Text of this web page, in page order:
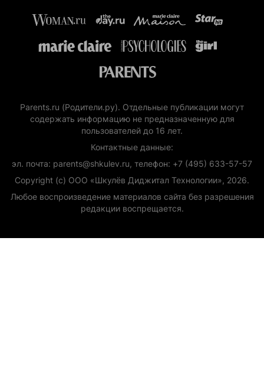
Parents.ru (Родители.ру). Отдельные публикации могут
содержать информацию не предназначенную для
пользователей до 16 лет.
Контактные данные:
эл. почта: parents@shkulev.ru, телефон: +7 (495) 633-57-57
Copyright (с) ООО «Шкулёв Диджитал Технологии», 2026.
Любое воспроизведение материалов сайта без разрешения
редакции воспрещается.